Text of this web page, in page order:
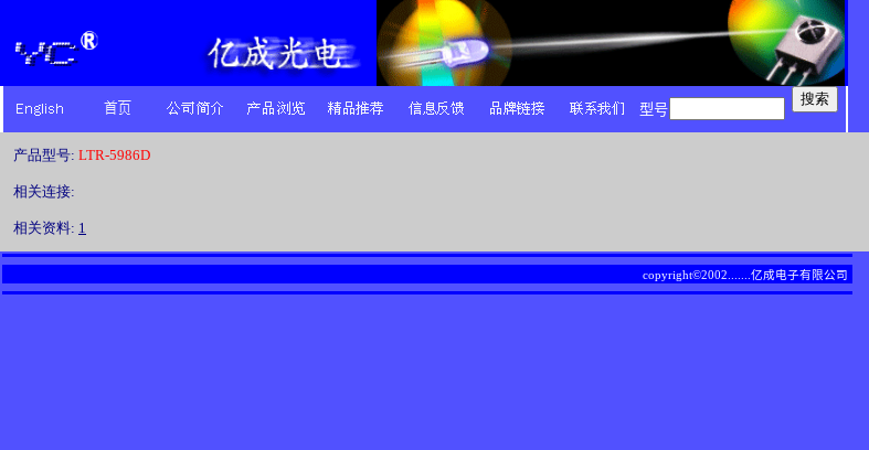
型号
产品型号: LTR-5986D
相关连接:
相关资料: 1
copyright©2002....... 亿成电子有限公司